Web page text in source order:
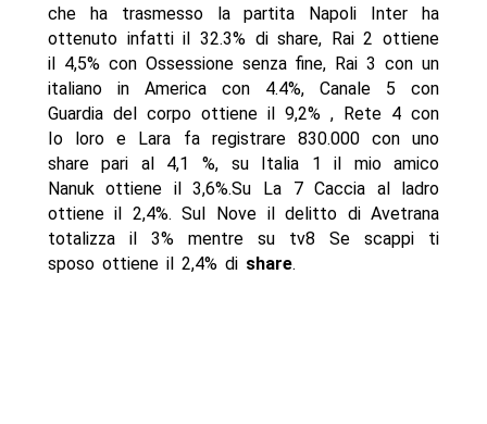
che ha trasmesso la partita Napoli Inter ha
ottenuto infatti il 32.3% di share, Rai 2 ottiene
il 4,5% con Ossessione senza fine, Rai 3 con un
italiano in America con 4.4%, Canale 5 con
Guardia del corpo ottiene il 9,2% , Rete 4 con
Io loro e Lara fa registrare 830.000 con uno
share pari al 4,1 %, su Italia 1 il mio amico
Nanuk ottiene il 3,6%.Su La 7 Caccia al ladro
ottiene il 2,4%. Sul Nove il delitto di Avetrana
totalizza il 3% mentre su tv8 Se scappi ti
sposo ottiene il 2,4% di share.